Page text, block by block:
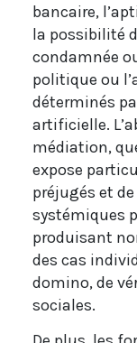
bancaire,
la possibilité
condamnée
politique ou
déterminés
artificielle.
médiation,
expose
préjugés et
systémiques
produisant
des cas
domino, de
sociales.